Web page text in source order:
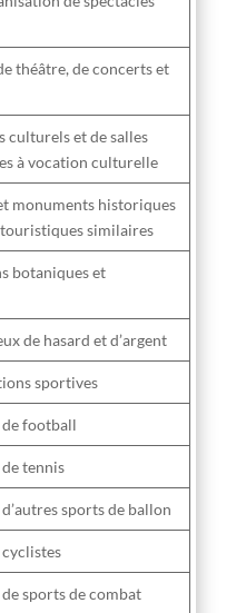
théâtre, de concerts et
culturels et de salles
à vocation culturelle
monuments historiques
similaires
botaniques et
de hasard et d’argent
sportives
football
tennis
sports de ballon
sports de combat